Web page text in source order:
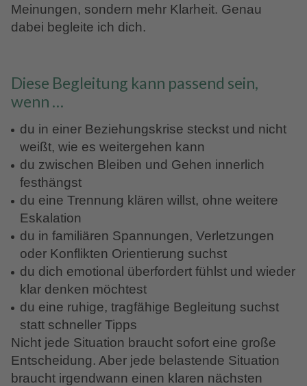
Meinungen, sondern mehr Klarheit. Genau
dabei begleite ich dich.
Diese Begleitung kann passend sein,
wenn …
du in einer Beziehungskrise steckst und nicht
weißt, wie es weitergehen kann
du zwischen Bleiben und Gehen innerlich
festhängst
du eine Trennung klären willst, ohne weitere
Eskalation
du in familiären Spannungen, Verletzungen
oder Konflikten Orientierung suchst
du dich emotional überfordert fühlst und wieder
klar denken möchtest
du eine ruhige, tragfähige Begleitung suchst
statt schneller Tipps
Nicht jede Situation braucht sofort eine große
Entscheidung. Aber jede belastende Situation
braucht irgendwann einen klaren nächsten